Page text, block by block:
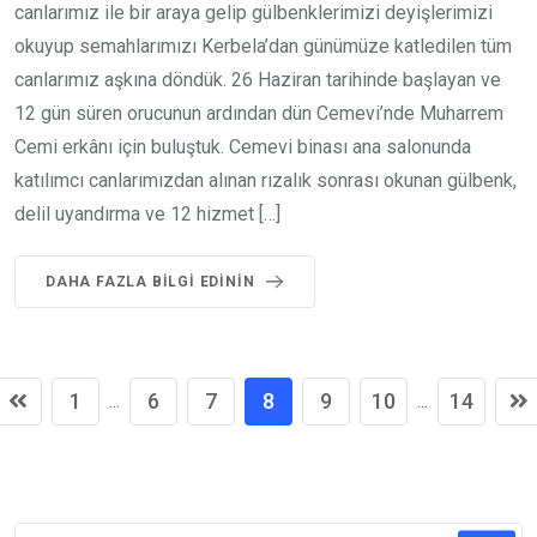
canlarımız ile bir araya gelip gülbenklerimizi deyişlerimizi
okuyup semahlarımızı Kerbela’dan günümüze katledilen tüm
canlarımız aşkına döndük. 26 Haziran tarihinde başlayan ve
12 gün süren orucunun ardından dün Cemevi’nde Muharrem
Cemi erkânı için buluştuk. Cemevi binası ana salonunda
katılımcı canlarımızdan alınan rızalık sonrası okunan gülbenk,
delil uyandırma ve 12 hizmet […]
DAHA FAZLA BILGI EDININ
1 ... 6 7 8 9 10 ... 14